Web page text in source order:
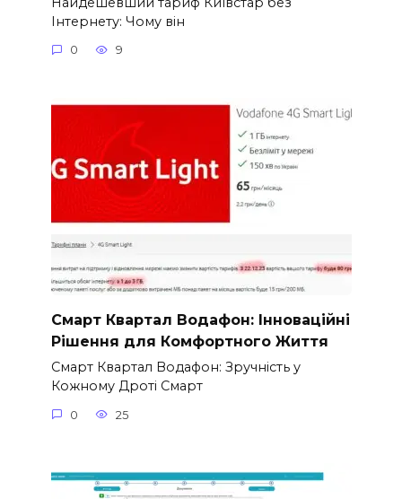
Інтернету: Чому він
0 9
Смарт Квартал Водафон: Інноваційні
Рішення для Комфортного Життя
Смарт Квартал Водафон: Зручність у
Кожному Дроті Смарт
0 25